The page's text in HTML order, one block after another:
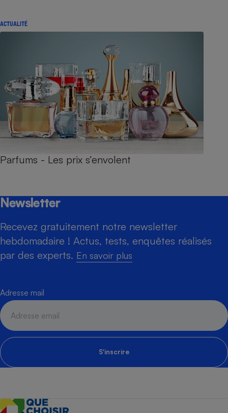
ACTUALITÉ
Parfums - Les prix s’envolent
Newsletter
Recevez gratuitement notre newsletter
hebdomadaire ! Actus, tests, enquêtes réalisés
par des experts. En savoir plus
Adresse mail
S'inscrire